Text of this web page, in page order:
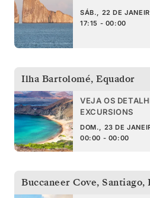
SÁB., 22 DE
17:15 - 00:00
Ilha Bartolomé, Equador
VEJA OS
EXCURSIONS
DOM., 23 DE
00:00 - 00:00
Buccaneer Cove, Santiago,